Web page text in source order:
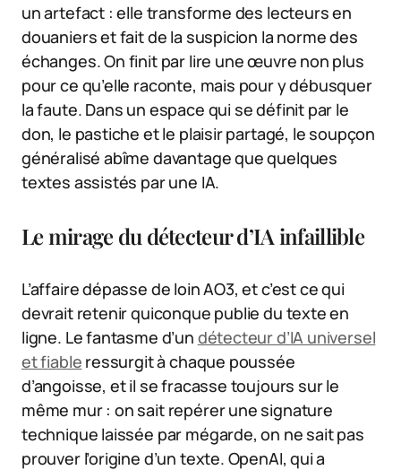
un artefact : elle transforme des lecteurs en
douaniers et fait de la suspicion la norme des
échanges. On finit par lire une œuvre non plus
pour ce qu’elle raconte, mais pour y débusquer
la faute. Dans un espace qui se définit par le
don, le pastiche et le plaisir partagé, le soupçon
généralisé abîme davantage que quelques
textes assistés par une IA.
Le mirage du détecteur d’IA infaillible
L’affaire dépasse de loin AO3, et c’est ce qui
devrait retenir quiconque publie du texte en
ligne. Le fantasme d’un détecteur d’IA universel
et fiable ressurgit à chaque poussée
d’angoisse, et il se fracasse toujours sur le
même mur : on sait repérer une signature
technique laissée par mégarde, on ne sait pas
prouver l’origine d’un texte. OpenAI, qui a